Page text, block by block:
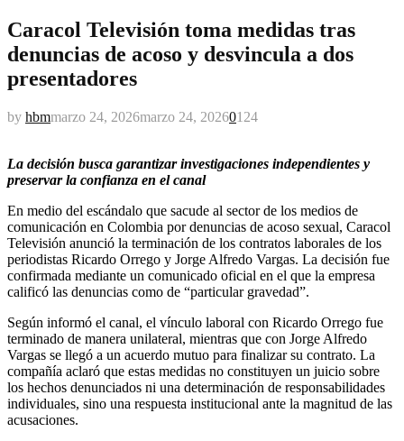
Caracol Televisión toma medidas tras
denuncias de acoso y desvincula a dos
presentadores
by hbmmarzo 24, 2026marzo 24, 20260124
La decisión busca garantizar investigaciones independientes y
preservar la confianza en el canal
En medio del escándalo que sacude al sector de los medios de
comunicación en Colombia por denuncias de acoso sexual, Caracol
Televisión anunció la terminación de los contratos laborales de los
periodistas Ricardo Orrego y Jorge Alfredo Vargas. La decisión fue
confirmada mediante un comunicado oficial en el que la empresa
calificó las denuncias como de “particular gravedad”.
Según informó el canal, el vínculo laboral con Ricardo Orrego fue
terminado de manera unilateral, mientras que con Jorge Alfredo
Vargas se llegó a un acuerdo mutuo para finalizar su contrato. La
compañía aclaró que estas medidas no constituyen un juicio sobre
los hechos denunciados ni una determinación de responsabilidades
individuales, sino una respuesta institucional ante la magnitud de las
acusaciones.